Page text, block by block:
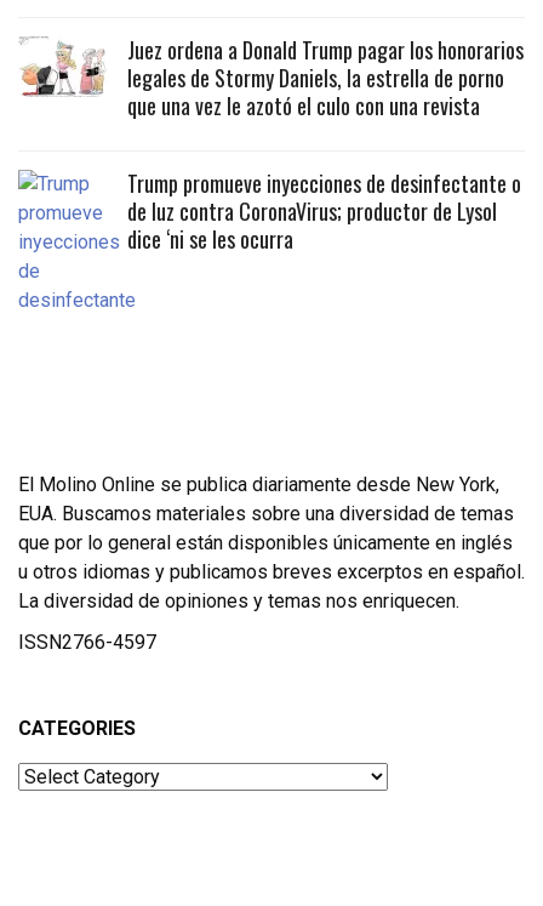
Juez ordena a Donald Trump pagar los honorarios
legales de Stormy Daniels, la estrella de porno
que una vez le azotó el culo con una revista
Trump promueve inyecciones de desinfectante o
de luz contra CoronaVirus; productor de Lysol
dice ‘ni se les ocurra
El Molino Online se publica diariamente desde New York,
EUA. Buscamos materiales sobre una diversidad de temas
que por lo general están disponibles únicamente en inglés
u otros idiomas y publicamos breves excerptos en español.
La diversidad de opiniones y temas nos enriquecen.
ISSN2766-4597
CATEGORIES
Categories